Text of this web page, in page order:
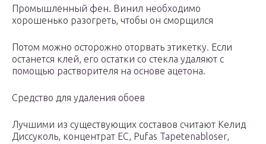
Промышленный фен. Винил необходимо
хорошенько разогреть, чтобы он сморщился
Потом можно осторожно оторвать этикетку. Если
останется клей, его остатки со стекла удаляют с
помощью растворителя на основе ацетона.
Средство для удаления обоев
Лучшими из существующих составов считают Келид
Диссуколь, концентрат ЕС, Pufas Tapetenabloser,